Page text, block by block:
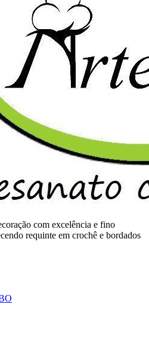
com excelência e fino
requinte em crochê e bordados